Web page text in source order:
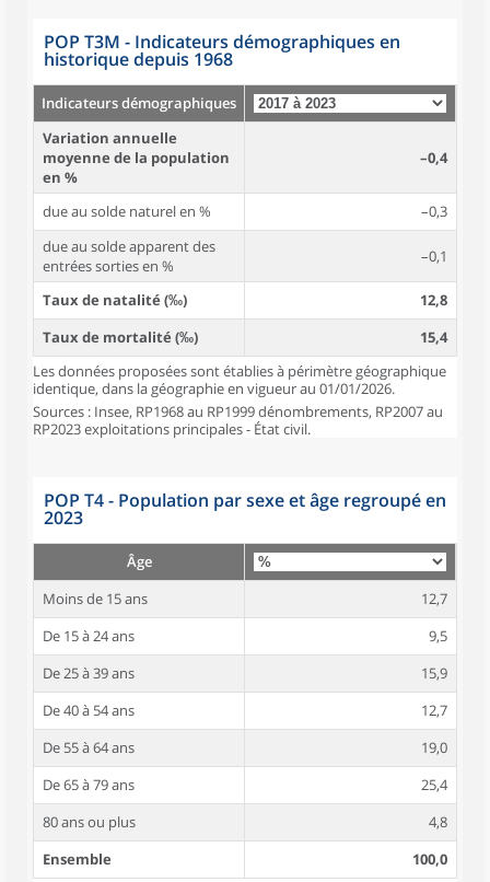
POP T3M - Indicateurs démographiques en
historique depuis 1968
Indicateurs démographiques
Variation annuelle
moyenne de la population
en %
–0,4
due au solde naturel en %
–0,3
due au solde apparent des
entrées sorties en %
–0,1
Taux de natalité (‰)
12,8
Taux de mortalité (‰)
15,4
Les données proposées sont établies à périmètre géographique
identique, dans la géographie en vigueur au 01/01/2026.
Sources : Insee, RP1968 au RP1999 dénombrements, RP2007 au
RP2023 exploitations principales - État civil.
POP T4 - Population par sexe et âge regroupé en
2023
Âge
Moins de 15 ans
12,7
De 15 à 24 ans
9,5
De 25 à 39 ans
15,9
De 40 à 54 ans
12,7
De 55 à 64 ans
19,0
De 65 à 79 ans
25,4
80 ans ou plus
4,8
Ensemble
100,0